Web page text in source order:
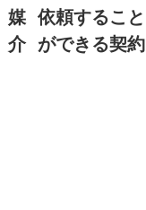
媒
介
依頼すること
ができる契約